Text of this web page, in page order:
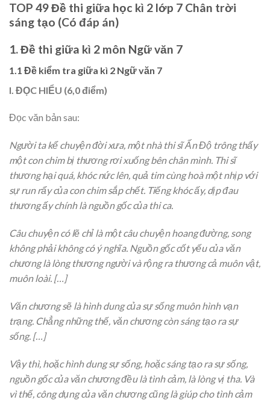
TOP 49 Đề thi giữa học kì 2 lớp 7 Chân trời
sáng tạo (Có đáp án)
1. Đề thi giữa kì 2 môn Ngữ văn 7
1.1 Đề kiểm tra giữa kì 2 Ngữ văn 7
I. ĐỌC HIỂU (6,0 điểm)
Đọc văn bản sau:
Người ta kể chuyện đời xưa, một nhà thi sĩ Ấn Độ trông thấy
một con chim bị thương rơi xuống bên chân mình. Thi sĩ
thương hại quá, khóc nức lên, quả tim cùng hoà một nhịp với
sự run rẩy của con chim sắp chết. Tiếng khóc ấy, dịp đau
thương ấy chính là nguồn gốc của thi ca.
Câu chuyện có lẽ chỉ là một câu chuyện hoang đường, song
không phải không có ý nghĩa. Nguồn gốc cốt yếu của văn
chương là lòng thương người và rộng ra thương cả muôn vật,
muôn loài. […]
Văn chương sẽ là hình dung của sự sống muôn hình vạn
trạng. Chẳng những thế, văn chương còn sáng tạo ra sự
sống. […]
Vậy thì, hoặc hình dung sự sống, hoặc sáng tạo ra sự sống,
nguồn gốc của văn chương đều là tình cảm, là lòng vị tha. Và
vì thế, công dụng của văn chương cũng là giúp cho tình cảm